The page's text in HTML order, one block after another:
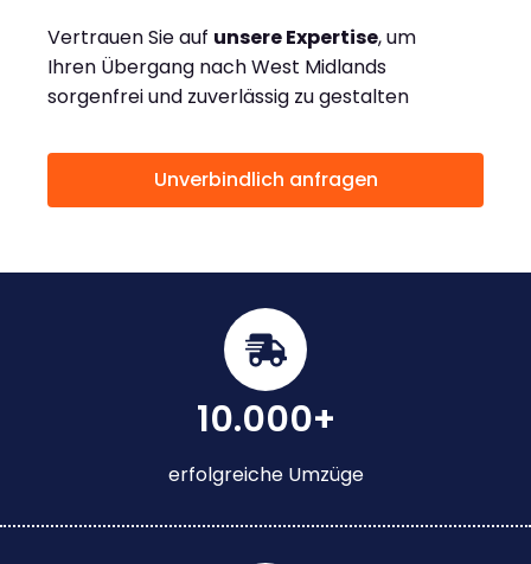
Vertrauen Sie auf unsere Expertise, um
Ihren Übergang nach West Midlands
sorgenfrei und zuverlässig zu gestalten
Unverbindlich anfragen
10.000+
erfolgreiche Umzüge